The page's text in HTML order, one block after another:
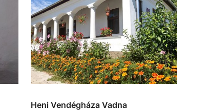
Heni Vendégháza Vadna